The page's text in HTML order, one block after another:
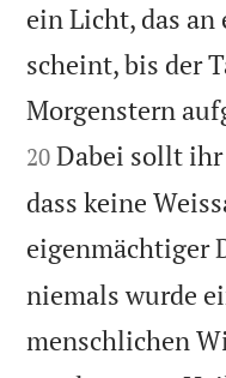
ein Licht, das
scheint, bis der
Morgenstern
20 Dabei sollt ihr
dass keine
eigenmächtiger
niemals wurde
menschlichen